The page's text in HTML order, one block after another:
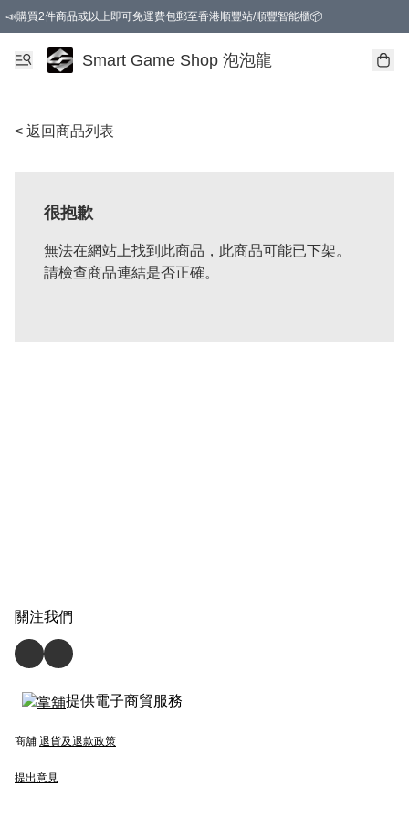
📣購買2件商品或以上即可免運費包郵至香港順豐站/順豐智能櫃📦
Smart Game Shop 泡泡龍
< 返回商品列表
很抱歉
無法在網站上找到此商品，此商品可能已下架。
請檢查商品連結是否正確。
關注我們
提供電子商貿服務
商舖 退貨及退款政策
提出意見